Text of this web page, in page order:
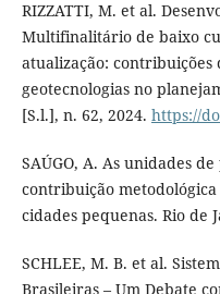
RIZZATTI, M. et al.
Multifinalitário de baixo
atualização: contribuições
geotecnologias no
[S.l.], n. 62, 2024. https://
SAÚGO, A. As unidades
contribuição
cidades pequenas. Rio de
SCHLEE, M. B. et al.
Brasileiras – Um Debate